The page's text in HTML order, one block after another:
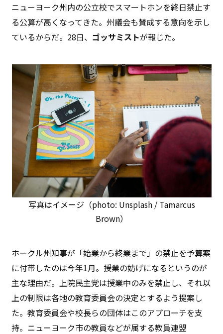
ニューヨーク州内の公立校でスマートホンを終日禁止す
る公算が高くなってきた。州議会も賛成する意向を示し
ているからだ。28日、 ゴッサミストが報じた。
写真はイメージ（photo: Unsplash / Tamarcus
Brown）
ホークル州知事が「始業から終業まで」の禁止を予算案
に付帯したのは今年1月。授業の妨げになるというのが
主な理由だ。上院民主党は授業中のみを禁止し、それ以
上の制限は各地の教育委員会の決定とするよう提案し
た。教育委員会や校長らの団体はこのアプローチを支
持。ニューヨーク市の教員などが属する教員連盟